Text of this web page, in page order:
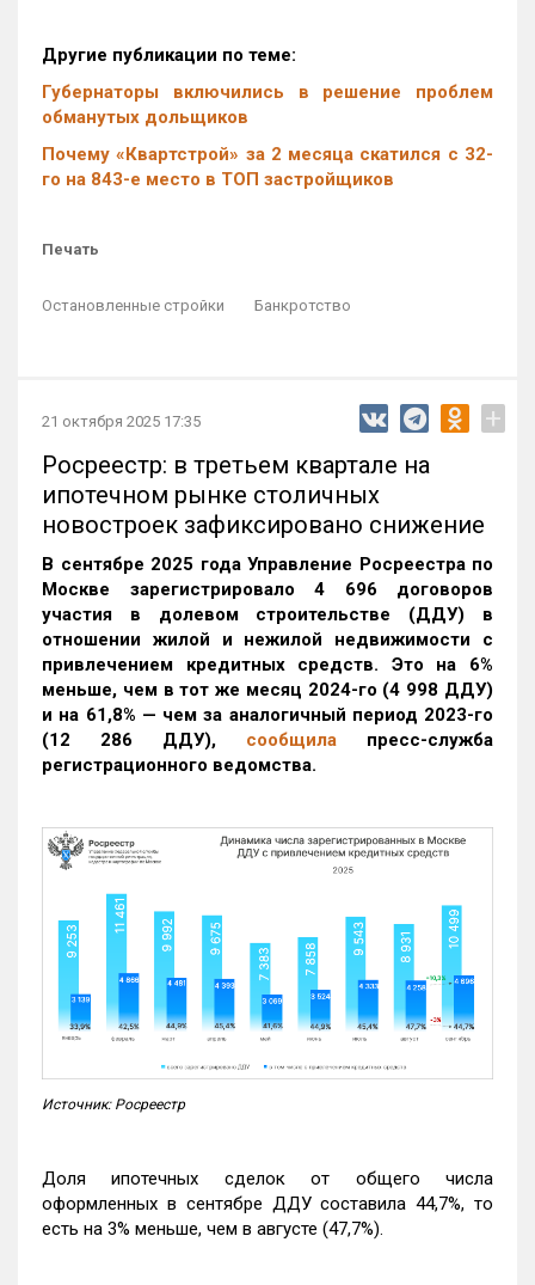
Другие публикации по теме:
Губернаторы включились в решение проблем
обманутых дольщиков
Почему «Квартстрой» за 2 месяца скатился с 32-
го на 843-е место в ТОП застройщиков
Печать
Остановленные стройки Банкротство
21 октября 2025 17:35 +
Росреестр: в третьем квартале на
ипотечном рынке столичных
новостроек зафиксировано снижение
В сентябре 2025 года Управление Росреестра по
Москве зарегистрировало 4 696 договоров
участия в долевом строительстве (ДДУ) в
отношении жилой и нежилой недвижимости с
привлечением кредитных средств. Это на 6%
меньше, чем в тот же месяц 2024-го (4 998 ДДУ)
и на 61,8% — чем за аналогичный период 2023-го
(12 286 ДДУ), сообщила пресс-служба
регистрационного ведомства.
Источник: Росреестр
Доля ипотечных сделок от общего числа
оформленных в сентябре ДДУ составила 44,7%, то
есть на 3% меньше, чем в августе (47,7%).